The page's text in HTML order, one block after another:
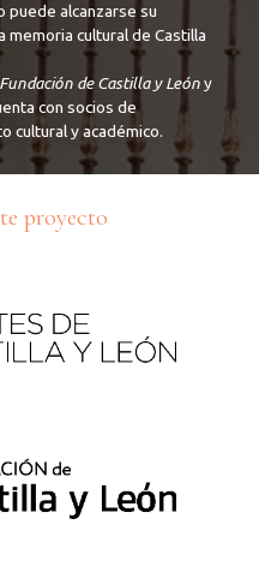
alcanzarse su
cultural de Castilla
Fundación de Castilla y Leóny
con socios de
cultural y académico.
proyecto